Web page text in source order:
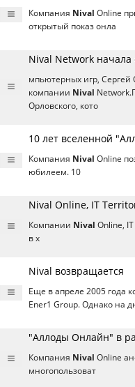
Компания Nival Online
открытый показ онла
Nival Network начала
мпьютерных игр, Сергей
компании Nival
Орловского, кото
10 лет вселенной
Компания Nival Online
юбилеем. 10
Nival Online, IT
Компании Nival Online,
в х
Nival возвращается
Еще в апреле 2005 года
Ener1 Group. Однако на
"Аллоды Онлайн" в
Компания Nival Online
многопользоват